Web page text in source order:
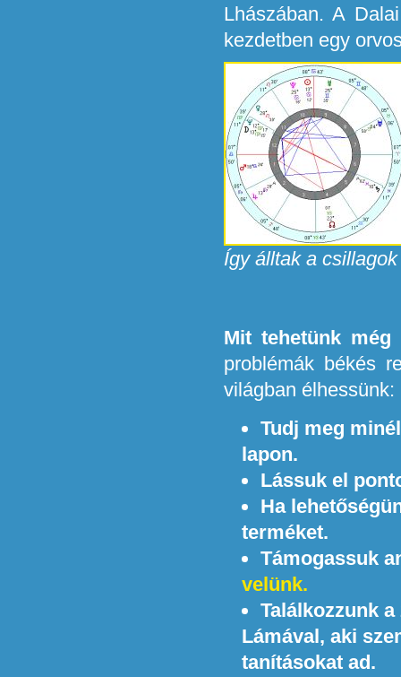
Lhászában. A
kezdetben egy
Így álltak a
Mit tehetünk még
problémák békés
világban élhessünk:
Tudj meg
lapon.
Lássuk el
Ha
terméket.
Támogassuk
velünk.
Találkozzunk
Lámával, aki
tanításokat ad.